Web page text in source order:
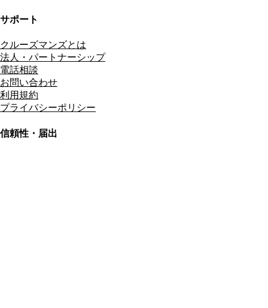
サポート
クルーズマンズとは
法人・パートナーシップ
電話相談
お問い合わせ
利用規約
プライバシーポリシー
信頼性・届出